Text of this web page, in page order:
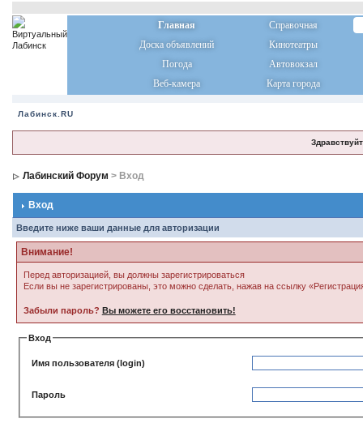
Главная
Справочная
Доска объявлений
Кинотеатры
Погода
Автовокзал
Веб-камера
Карта города
Лабинск.RU
Лабинский Форум > Вход
Вход
Введите ниже ваши данные для авторизации
Внимание!
Перед авторизацией, вы должны зарегистрироваться
Если вы не зарегистрированы, это можно сделать, нажав на ссылку
Забыли пароль? Вы можете его восстановить!
Вход
Имя пользователя (login)
Пароль